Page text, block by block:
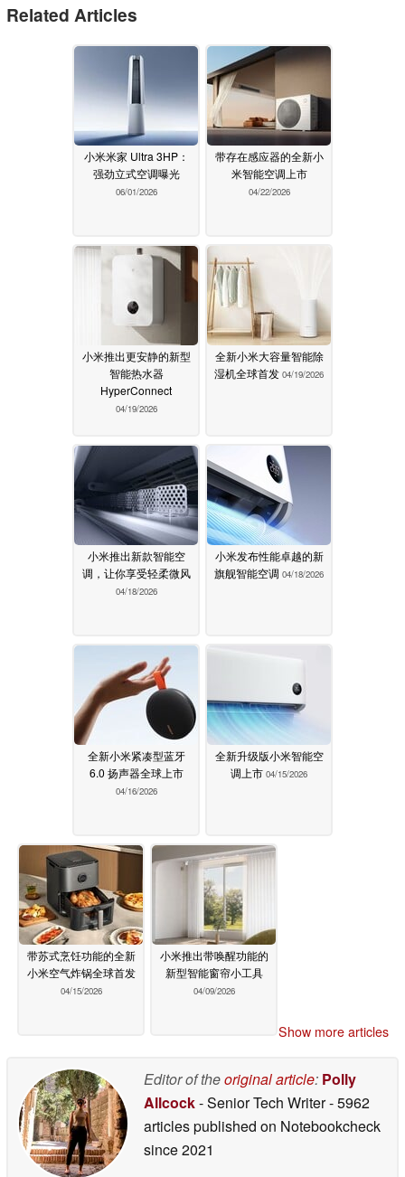
Related Articles
小米米家 Ultra 3HP：
强劲立式空调曝光
06/01/2026
带存在感应器的全新小
米智能空调上市
04/22/2026
小米推出更安静的新型
智能热水器
HyperConnect
04/19/2026
全新小米大容量智能除
湿机全球首发 04/19/2026
小米推出新款智能空
调，让你享受轻柔微风
04/18/2026
小米发布性能卓越的新
旗舰智能空调 04/18/2026
全新小米紧凑型蓝牙
6.0 扬声器全球上市
04/16/2026
全新升级版小米智能空
调上市 04/15/2026
带苏式烹饪功能的全新
小米空气炸锅全球首发
04/15/2026
小米推出带唤醒功能的
新型智能窗帘小工具
04/09/2026
Show more articles
Editor of theoriginal article: Polly
Allcock- Senior Tech Writer- 5962
articles published on Notebookcheck
since 2021